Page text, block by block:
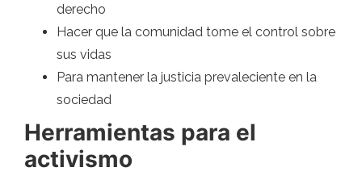
derecho
Hacer que la comunidad tome el control sobre
sus vidas
Para mantener la justicia prevaleciente en la
sociedad
Herramientas para el
activismo